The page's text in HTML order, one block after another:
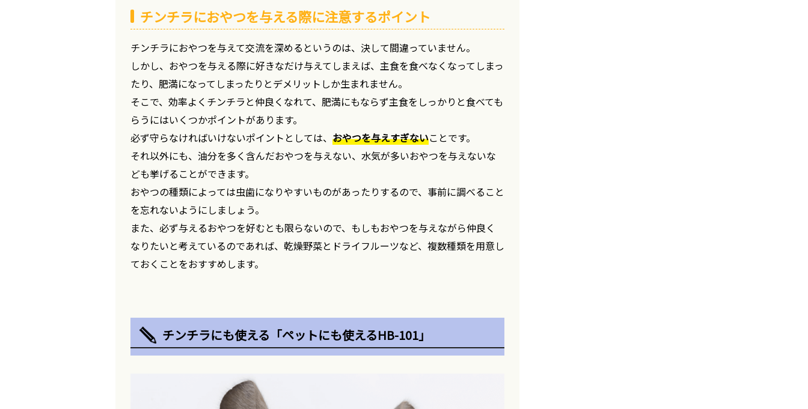
チンチラにおやつを与える際に注意するポイント
チンチラにおやつを与えて交流を深めるというのは、決して間違っていません。
しかし、おやつを与える際に好きなだけ与えてしまえば、主食を食べなくなってしまっ
たり、肥満になってしまったりとデメリットしか生まれません。
そこで、効率よくチンチラと仲良くなれて、肥満にもならず主食をしっかりと食べても
らうにはいくつかポイントがあります。
必ず守らなければいけないポイントとしては、 おやつを与えすぎないことです。
それ以外にも、油分を多く含んだおやつを与えない、水気が多いおやつを与えないな
ども挙げることができます。
おやつの種類によっては虫歯になりやすいものがあったりするので、事前に調べること
を忘れないようにしましょう。
また、必ず与えるおやつを好むとも限らないので、もしもおやつを与えながら仲良く
なりたいと考えているのであれば、乾燥野菜とドライフルーツなど、複数種類を用意し
ておくことをおすすめします。
チンチラにも使える「ペットにも使えるHB-101」